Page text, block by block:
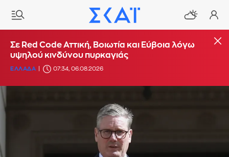
Σε Red Code Αττική, Βοιωτία και Εύβοια λόγω
υψηλού κινδύνου πυρκαγιάς
ΕΛΛΑΔΑ 07:34, 06.08.2026